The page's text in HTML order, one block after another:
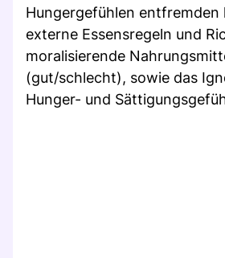
Hungergefühlen entfremden
externe Essensregeln und
moralisierende
(gut/schlecht), sowie das
Hunger- und